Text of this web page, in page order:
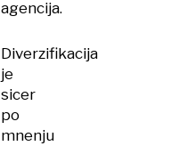
agencija.
Diverzifikacija
je
sicer
po
mnenju